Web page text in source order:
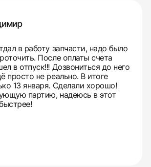
в работу запчасти, надо было
После оплаты счета
в отпуск!!! Дозвониться до него
просто не реально. В итоге
13 января. Сделали хорошо!
партию, надеюсь в этот